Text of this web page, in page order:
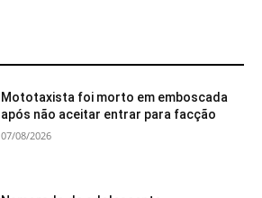
Mototaxista foi morto em emboscada
após não aceitar entrar para facção
07/08/2026